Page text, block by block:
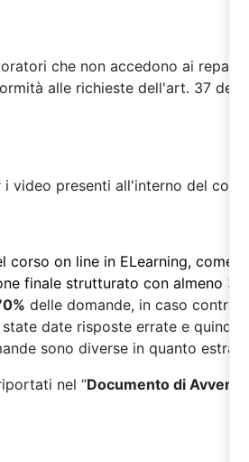
che non accedono ai reparti
alle richieste dell'art. 37 del
presenti all'interno del corso.
on line in ELearning, come
finale strutturato con almeno 30
delle domande, in caso
date risposte errate e quindi
sono diverse in quanto
nel “Documento di